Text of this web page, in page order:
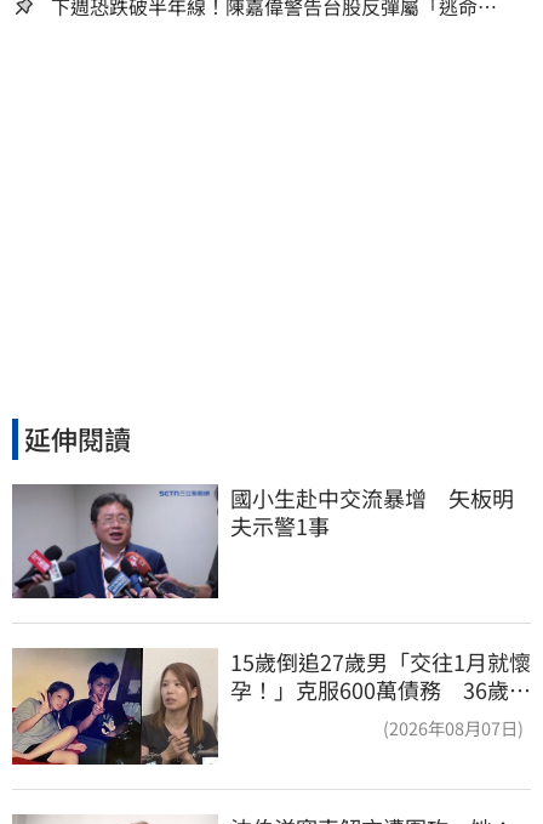
延伸閱讀
國小生赴中交流暴增　矢板明
夫示警1事
15歲倒追27歲男「交往1月就懷
孕！」克服600萬債務 36歲美
(2026年08月07日)